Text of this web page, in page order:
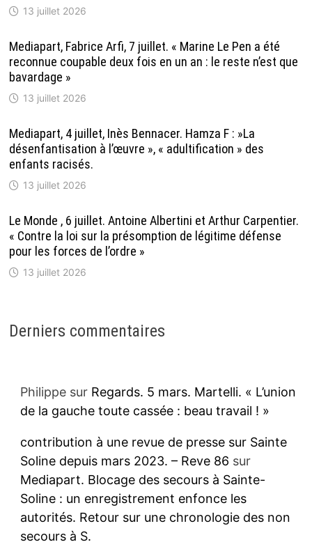
13 juillet 2026
Mediapart, Fabrice Arfi, 7 juillet. « Marine Le Pen a été
reconnue coupable deux fois en un an : le reste n’est que
bavardage »
13 juillet 2026
Mediapart, 4 juillet, Inès Bennacer. Hamza F : »La
désenfantisation à l’œuvre », « adultification » des
enfants racisés.
13 juillet 2026
Le Monde , 6 juillet. Antoine Albertini et Arthur Carpentier.
« Contre la loi sur la présomption de légitime défense
pour les forces de l’ordre »
13 juillet 2026
Derniers commentaires
Philippesur Regards. 5 mars. Martelli. « L’union
de la gauche toute cassée : beau travail ! »
contribution à une revue de presse sur Sainte
Soline depuis mars 2023. – Reve 86 sur
Mediapart. Blocage des secours à Sainte-
Soline : un enregistrement enfonce les
autorités. Retour sur une chronologie des non
secours à S.